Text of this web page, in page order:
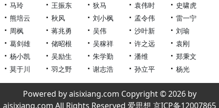
马玲
王振东 狄马 袁伟时
史啸虎
熊培云
秋风 刘小枫 孟令伟
雷一宁
周枫
蒋兆勇 吴伟 沙叶新
刘瑜
葛剑雄
储昭根 吴稼祥 许之远
袁刚
杨小凯
吴励生 朱学勤 潘维
郑秉文
莫于川
羽之野 谢志浩 孙立平 杨光
Powered by aisixiang.com Copyright © 2026 by
aisixiang.com All Rights Reserved 爱思想 京ICP备12007865